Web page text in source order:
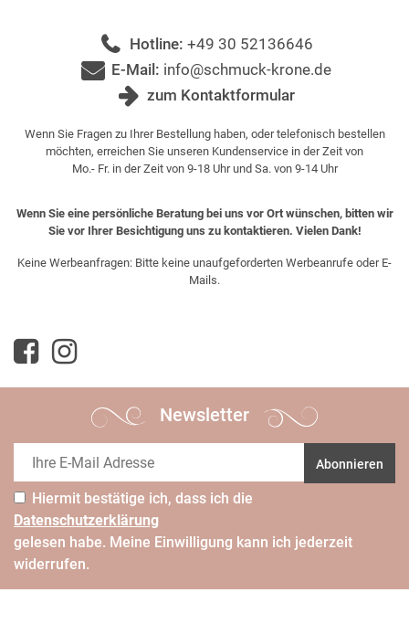
Hotline: +49 30 52136646
E-Mail: info@schmuck-krone.de
zum Kontaktformular
Wenn Sie Fragen zu Ihrer Bestellung haben, oder telefonisch bestellen
möchten, erreichen Sie unseren Kundenservice in der Zeit von
Mo.- Fr. in der Zeit von 9-18 Uhr und Sa. von 9-14 Uhr
Wenn Sie eine persönliche Beratung bei uns vor Ort wünschen, bitten wir
Sie vor Ihrer Besichtigung uns zu kontaktieren. Vielen Dank!
Keine Werbeanfragen: Bitte keine unaufgeforderten Werbeanrufe oder E-
Mails.
Newsletter
Abonnieren
Hiermit bestätige ich, dass ich die
Daten­schutz­erklärung
gelesen habe. Meine Einwilligung kann ich jederzeit
widerrufen.